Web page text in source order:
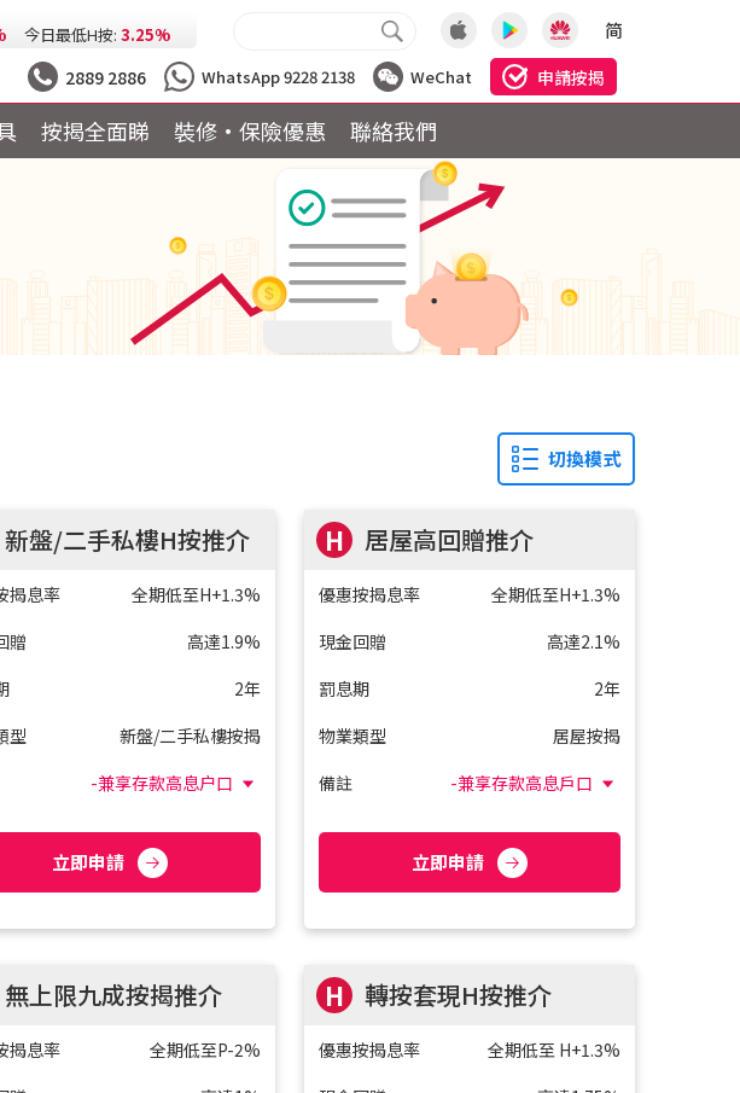
一個月HIBOR:2.63%
今日最低H按: 3.25%
简
2889 2886 WhatsApp 9228 2138 WeChat 申請按揭
按揭全面睇 裝修·保險優惠 聯絡我們
切換模式
新盤/二手私樓H按推介
揭息率
全期低至H+1.3%
贈
高達1.9%
2年
型
新盤/二手私樓按揭
-兼享存款高息户口
立即申請
H 居屋高回贈推介
優惠按揭息率
全期低至H+1.3%
現金回贈
高達2.1%
罰息期
2年
物業類型
居屋按揭
備註
-兼享存款高息戶口
立即申請
無上限九成按揭推介
揭息率
全期低至P-2%
H 轉按套現H按推介
優惠按揭息率
全期低至 H+1.3%